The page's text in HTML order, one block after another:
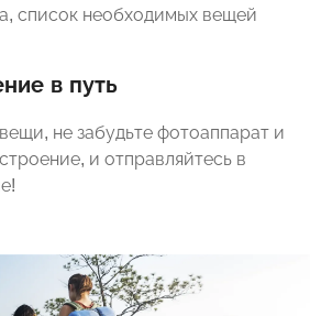
список необходимых вещей
в путь
не забудьте фотоаппарат и
и отправляйтесь в